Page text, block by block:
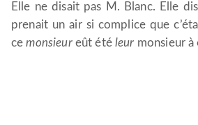
Elle ne disait pas M. Blanc. Elle
prenait un air si complice que
cemonsieureût étéleur monsieur à